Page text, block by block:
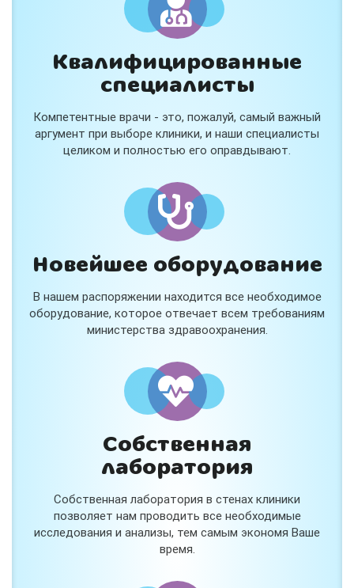
Квалифицированные
специалисты
Компетентные врачи - это, пожалуй, самый важный
аргумент при выборе клиники, и наши специалисты
целиком и полностью его оправдывают.
Новейшее оборудование
В нашем распоряжении находится все необходимое
оборудование, которое отвечает всем требованиям
министерства здравоохранения.
Собственная
лаборатория
Собственная лаборатория в стенах клиники
позволяет нам проводить все необходимые
исследования и анализы, тем самым экономя Ваше
время.
Консультация ортопеда +
тейпирование за 1 приём
Вас или вашего ребёнка беспокоят:
- боли в спине, шее, коленях или ногах?
- дискомфорт после спорта и нагрузок?
В «Медлэнд» принимает известный ортопед-
травматолог Шехмаметьев Али Зарефуллович
В прием входит:
✔️ Осмотр и консультация врача
✔️ Рекомендации по вашей ситуации
✔️Тейпирование
спортсменам и беременным женщинам.
Специальная цена — 3000 ₽.
и расскажем подробнее!
Нет, спасибо
Я согласен на обработкуперсональных данных
Работает наСтримвуд